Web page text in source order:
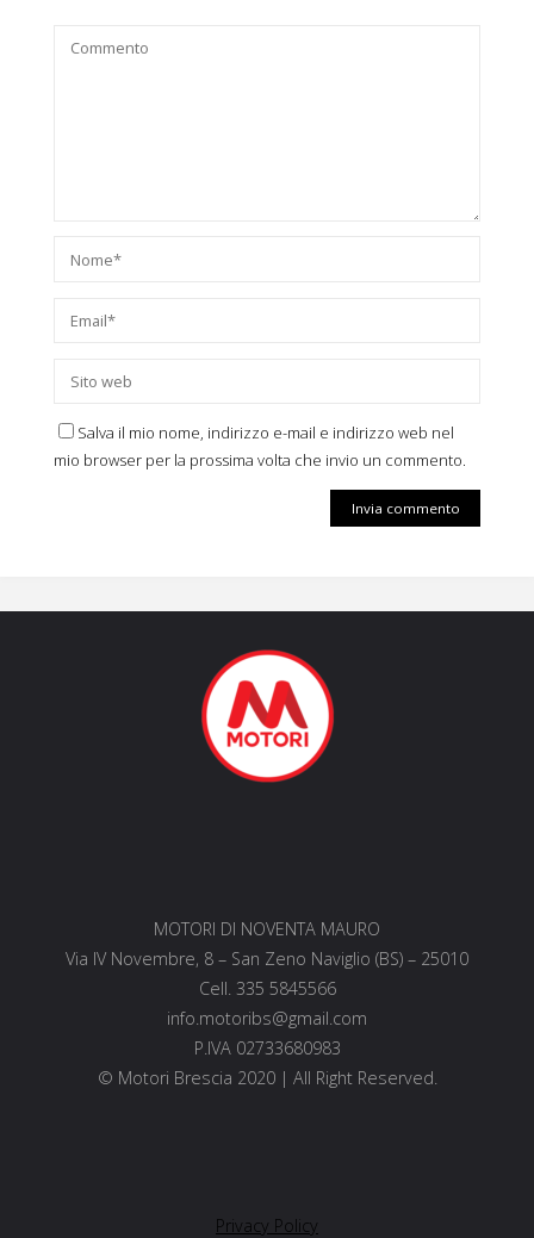
Salva il mio nome, indirizzo e-mail e indirizzo web nel
mio browser per la prossima volta che invio un commento.
MOTORI DI NOVENTA MAURO
Via IV Novembre, 8 – San Zeno Naviglio (BS) – 25010
Cell. 335 5845566
info.motoribs@gmail.com
P.IVA 02733680983
© Motori Brescia 2020 | All Right Reserved.
Privacy Policy